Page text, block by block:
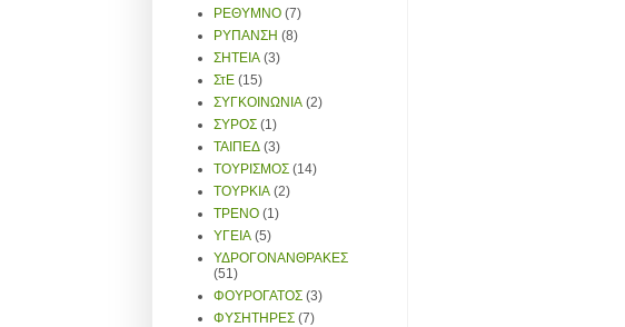
ΡΕΘΥΜΝΟ (7)
ΡΥΠΑΝΣΗ (8)
ΣΗΤΕΙΑ (3)
ΣτΕ (15)
ΣΥΓΚΟΙΝΩΝΙΑ (2)
ΣΥΡΟΣ (1)
ΤΑΙΠΕΔ (3)
ΤΟΥΡΙΣΜΟΣ (14)
ΤΟΥΡΚΙΑ (2)
ΤΡΕΝΟ (1)
ΥΓΕΙΑ (5)
ΥΔΡΟΓΟΝΑΝΘΡΑΚΕΣ
(51)
ΦΟΥΡΟΓΑΤΟΣ (3)
ΦΥΣΗΤΗΡΕΣ (7)